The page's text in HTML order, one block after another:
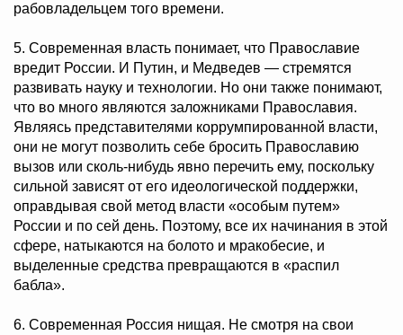
рабовладельцем того времени.
5. Современная власть понимает, что Православие
вредит России. И Путин, и Медведев — стремятся
развивать науку и технологии. Но они также понимают,
что во много являются заложниками Православия.
Являясь представителями коррумпированной власти,
они не могут позволить себе бросить Православию
вызов или сколь-нибудь явно перечить ему, поскольку
сильной зависят от его идеологической поддержки,
оправдывая свой метод власти «особым путем»
России и по сей день. Поэтому, все их начинания в этой
сфере, натыкаются на болото и мракобесие, и
выделенные средства превращаются в «распил
бабла».
6. Современная Россия нищая. Не смотря на свои